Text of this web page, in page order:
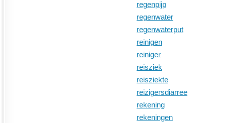
regenpijp
regenwater
regenwaterput
reinigen
reiniger
reisziek
reisziekte
reizigersdiarree
rekening
rekeningen